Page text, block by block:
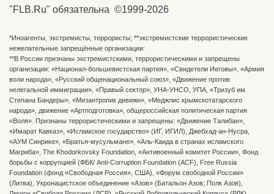
"FLB.Ru" обязательна ©1999-2026
*Иноагенты, экстремисты, террористы; **экстремистские террористические
нежелательные запрещённые организации:
**В России признаны экстремистскими, террористическими и запрещены
организации: «Национал-большевистская партия», «Свидетели Иеговы», «Армия
воли народа», «Русский общенациональный союз», «Движение против
нелегальной иммиграции», «Правый сектор», УНА-УНСО, УПА, «Тризуб им.
Степана Бандеры», «Мизантропик дивижн», «Меджлис крымскотатарского
народа», движение «Артподготовка», общероссийская политическая партия
«Воля». Признаны террористическими и запрещены: «Движение Талибан»,
«Имарат Кавказ», «Исламское государство» (ИГ, ИГИЛ), Джебхад-ан-Нусра,
«АУМ Синрике», «Братья-мусульмане», «Аль-Каида в странах исламского
Магриба», The Khodorkovsky Foundation, «Антивоенный комитет России», Фонд
борьбы с коррупцией (ФБК/ Anti-Corruption Foundation (ACF), Free Russia
Foundation (фонд «Свободная Россия», США), «Форум свободной России»
(Литва), Укронацистское объединение «Aзов» (Батальон Азов; Полк Азов),